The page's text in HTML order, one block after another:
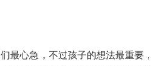
最心急，不过孩子的想法最重要